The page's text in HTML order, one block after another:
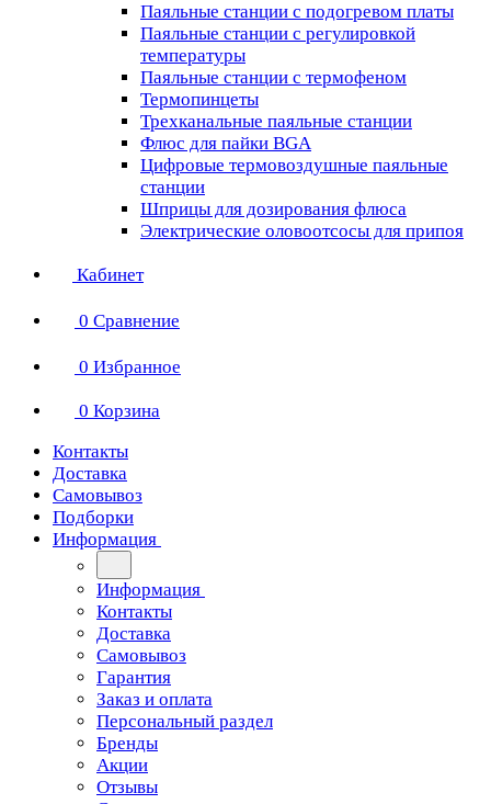
Паяльные станции с подогревом платы
Паяльные станции с регулировкой
температуры
Паяльные станции с термофеном
Термопинцеты
Трехканальные паяльные станции
Флюс для пайки BGA
Цифровые термовоздушные паяльные
станции
Шприцы для дозирования флюса
Электрические оловоотсосы для припоя
Кабинет
0 Сравнение
0 Избранное
0 Корзина
Контакты
Доставка
Самовывоз
Подборки
Информация
Информация
Контакты
Доставка
Самовывоз
Гарантия
Заказ и оплата
Персональный раздел
Бренды
Акции
Отзывы